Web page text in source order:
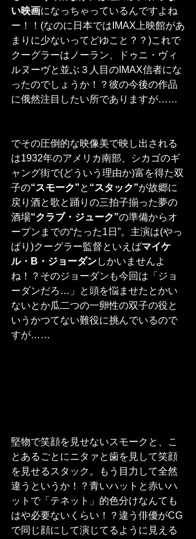
い映画になっちゃっているんですよね
ー！！(なのに日本ではIMAX上映館があ
まりに少ないってどゆこと？？)これで
クーグラーはノーラン、ドゥニ・ヴィ
ルヌーヴと並ぶ３人目のIMAX信者にな
ったのでしょうか！？彼の今後の作品
に俄然注目したい所でありますが……
でその圧倒的な映像美で映し出される
は1932年のアメリカ南部、シカゴのギ
ャング街で(どういう理由か)富を得た双
子の“スモーク”と “スタック”が故郷に
戻り酒と歌と踊りの三拍子揃った夢の
酒場“クラブ・ジューク”の準備からオ
ープンまでの“たった1日”。主演は(やっ
ぱり)クーグラー監督といえばマイケ
ル・B・ジョーダンしかいませんよ
ね！？そのジョーダンも今回は「ジョ
ーダンだろ…」と頭を悩ませたとかい
ないとか瓜二つの一卵性の双子の役と
いうかつてない難役に挑んでいるので
すが……
堅物で笑顔を見せないスモークと、こ
とあるごとにニタァと歯を見して笑顔
を見せるスタック。もう目力して全然
違うというか！？青いハットと赤いハ
ットで「テネット」的色分けなんても
はや必要ないくらい！？違う俳優がCG
で同じ顔にして演じてるように見える